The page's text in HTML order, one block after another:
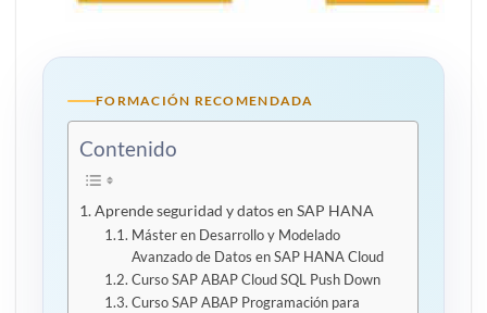
FORMACIÓN RECOMENDADA
Contenido
Aprende seguridad y datos en SAP HANA
Máster en Desarrollo y Modelado
Avanzado de Datos en SAP HANA Cloud
Curso SAP ABAP Cloud SQL Push Down
Curso SAP ABAP Programación para